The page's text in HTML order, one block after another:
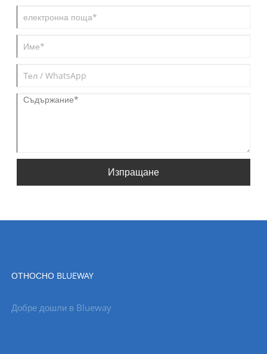
Изпращане
ОТНОСНО BLUEWAY
Добре дошли в Blueway